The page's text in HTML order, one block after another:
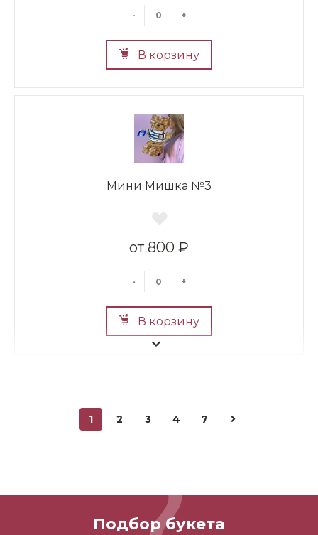
- +
В корзину
Мини Мишка №3
800 ₽
- +
В корзину
700 ₽
1 2 3 4 7
Подбор букета